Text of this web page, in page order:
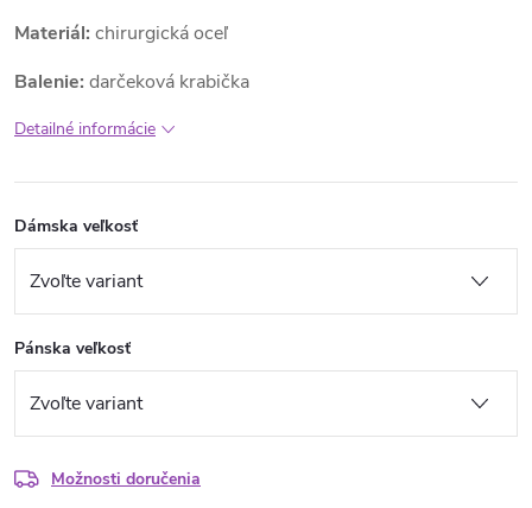
Materiál: chirurgická oceľ
Balenie: darčeková krabička
Detailné informácie
Dámska veľkosť
Pánska veľkosť
Možnosti doručenia